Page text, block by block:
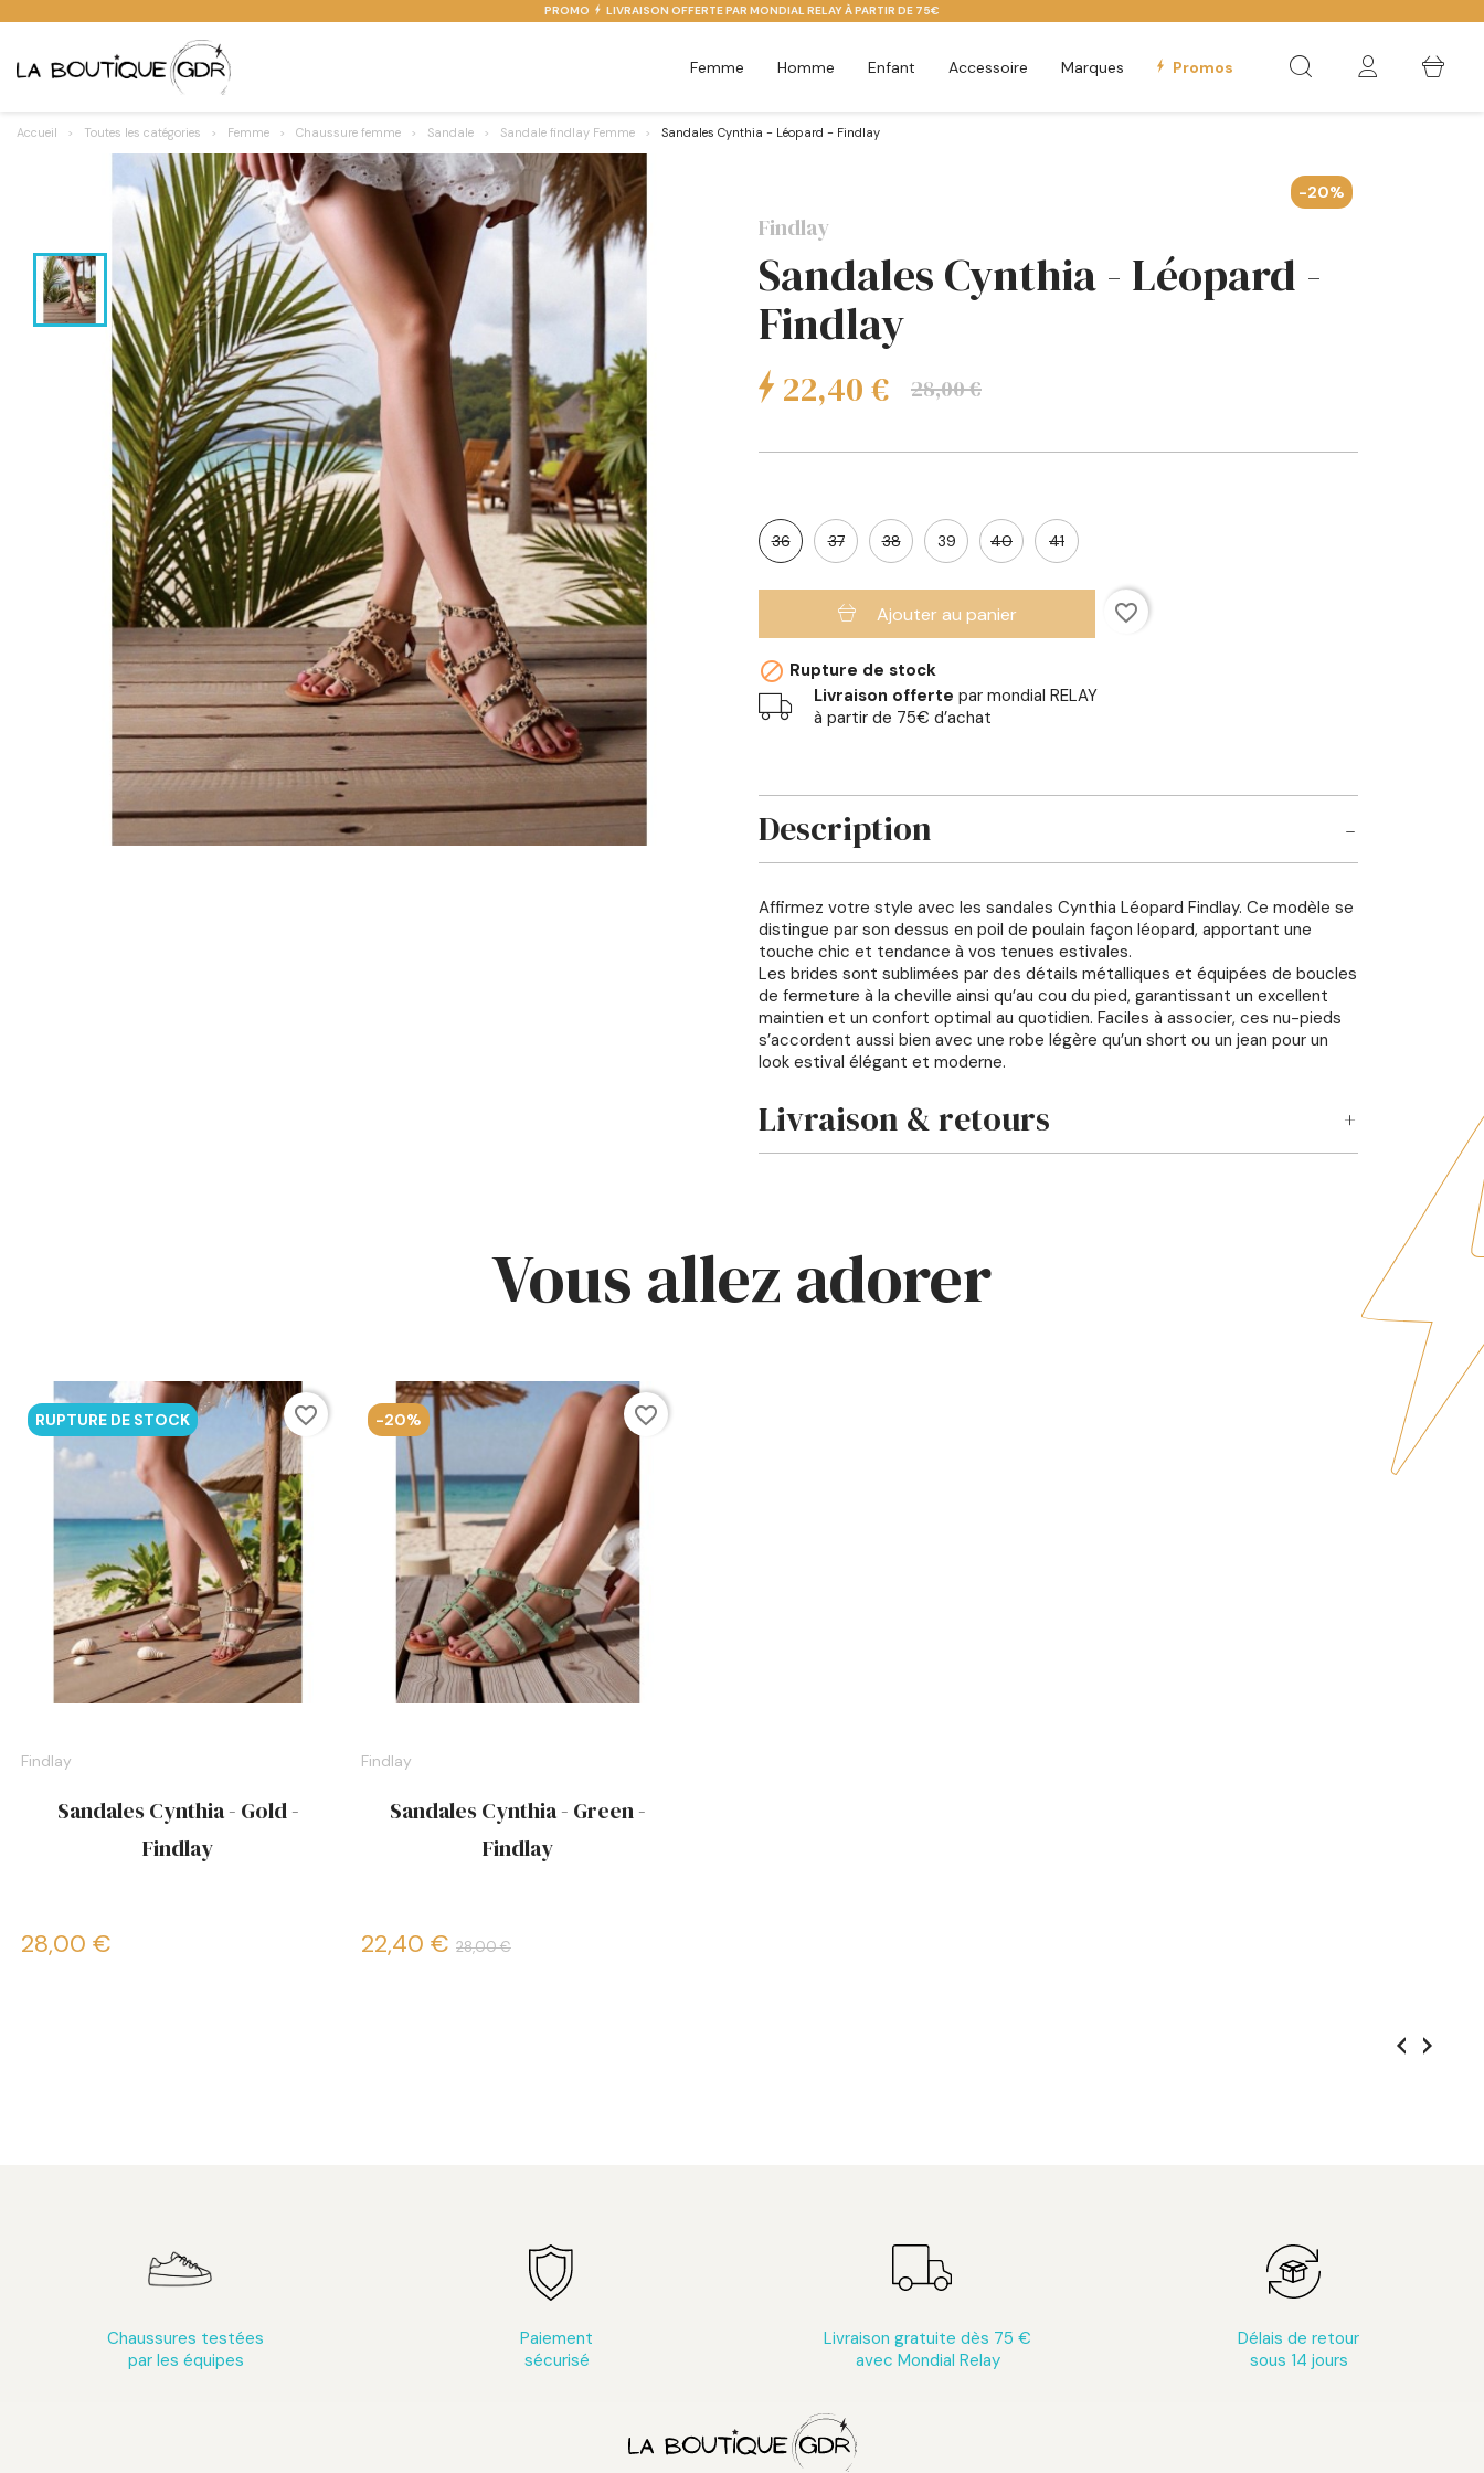
PROMO LIVRAISON OFFERTE PAR MONDIAL RELAY À PARTIR DE 75€
Femme Homme Enfant Accessoire Marques Promos
Accueil Toutes les catégories Femme Chaussure femme Sandale Sandale findlay Femme Sandales Cynthia - Léopard - Findlay
-20%
Findlay
Sandales Cynthia - Léopard -
Findlay
22,40 € 28,00 €
36 37 38 39 40 41
Ajouter au panier favorite_border
 Rupture de stock
Livraison offerte par mondial RELAY
à partir de 75€ d’achat
Description
Affirmez votre style avec les sandales Cynthia Léopard Findlay. Ce modèle se
distingue par son dessus en poil de poulain façon léopard, apportant une
touche chic et tendance à vos tenues estivales.
Les brides sont sublimées par des détails métalliques et équipées de boucles
de fermeture à la cheville ainsi qu’au cou du pied, garantissant un excellent
maintien et un confort optimal au quotidien. Faciles à associer, ces nu-pieds
s’accordent aussi bien avec une robe légère qu’un short ou un jean pour un
look estival élégant et moderne.
Livraison & retours
Chaussures testées
par les équipes
Paiement
sécurisé
Livraison gratuite dès 75 €
avec Mondial Relay
Délais de retour
sous 14 jours
Vous allez adorer
Findlay
Sandales Cynthia - Gold -
Findlay
28,00 €
RUPTURE DE STOCK favorite_border
Findlay
Sandales Cynthia - Green -
Findlay
22,40 € 28,00 €
-20% favorite_border